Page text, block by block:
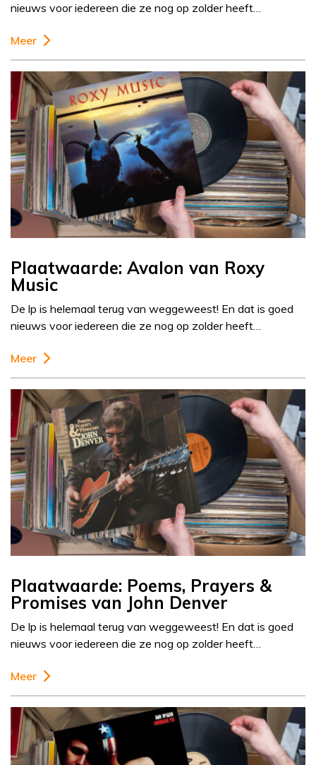
nieuws voor iedereen die ze nog op zolder heeft…
Meer
Plaatwaarde: Avalon van Roxy
Music
De lp is helemaal terug van weggeweest! En dat is goed
nieuws voor iedereen die ze nog op zolder heeft…
Meer
Plaatwaarde: Poems, Prayers &
Promises van John Denver
De lp is helemaal terug van weggeweest! En dat is goed
nieuws voor iedereen die ze nog op zolder heeft…
Meer